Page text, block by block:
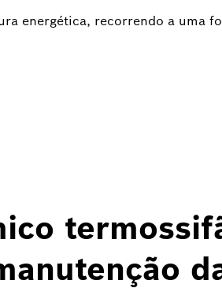
energética, recorrendo a uma